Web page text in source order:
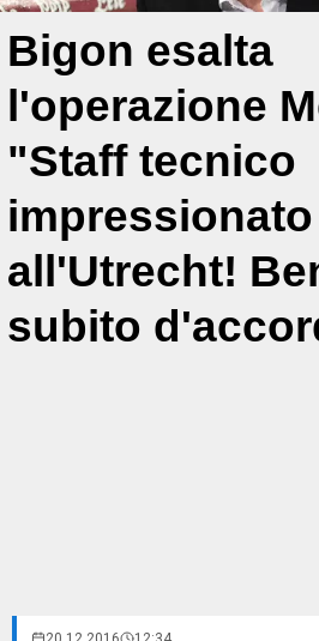
Bigon esalta
l'operazione
"Staff tecnico
all'Utrecht!
subito